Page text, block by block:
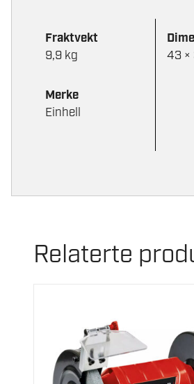
Fraktvekt
9,9 kg
43 ×
Merke
Einhell
Relaterte